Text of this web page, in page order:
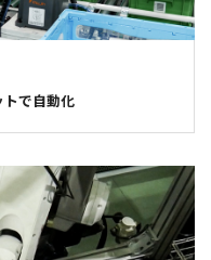
で自動化